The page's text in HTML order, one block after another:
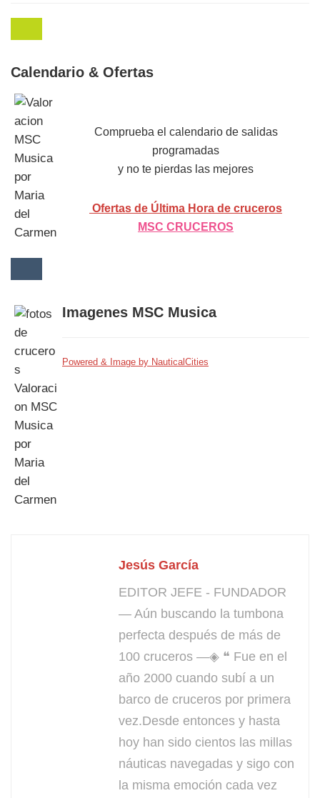
Calendario & Ofertas
Comprueba el calendario de salidas
programadas
y no te pierdas las mejores
Ofertas de Última Hora de cruceros
MSC CRUCEROS
Imagenes MSC Musica
Powered & Image by NauticalCities
Jesús García
EDITOR JEFE - FUNDADOR
— Aún buscando la tumbona
perfecta después de más de
100 cruceros —◈ ❝ Fue en el
año 2000 cuando subí a un
barco de cruceros por primera
vez.Desde entonces y hasta
hoy han sido cientos las millas
náuticas navegadas y sigo con
la misma emoción cada vez